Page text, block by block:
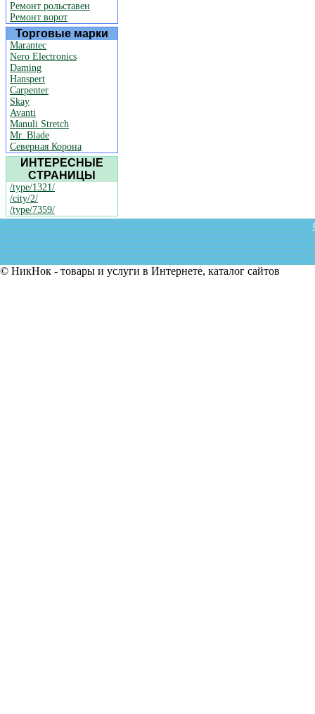
Ремонт рольставен
Ремонт ворот
Торговые марки
Marantec
Nero Electronics
Daming
Hanspert
Carpenter
Skay
Avanti
Manuli Stretch
Mr. Blade
Северная Корона
ИНТЕРЕСНЫЕ
СТРАНИЦЫ
/type/1321/
/city/2/
/type/7359/
© НикНок - товары и услуги в Интернете, каталог сайтов